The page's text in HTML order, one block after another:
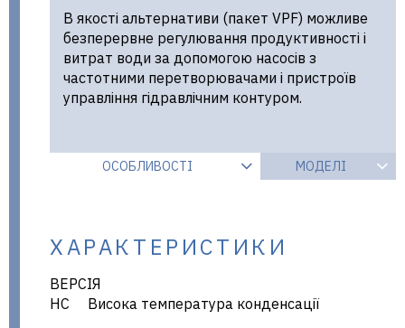
В якості альтернативи (пакет VPF) можливе
безперервне регулювання продуктивності і
витрат води за допомогою насосів з
частотними перетворювачами і пристроїв
управління гідравлічним контуром.
ОСОБЛИВОСТІ МОДЕЛІ
ХАРАКТЕРИСТИКИ
ВЕРСІЯ
HC Висока температура конденсації